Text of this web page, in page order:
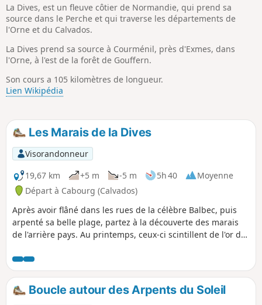
La Dives, est un fleuve côtier de Normandie, qui prend sa
source dans le Perche et qui traverse les départements de
l'Orne et du Calvados.
La Dives prend sa source à Courménil, près d'Exmes, dans
l'Orne, à l'est de la forêt de Gouffern.
Son cours a 105 kilomètres de longueur.
Lien Wikipédia
Les Marais de la Dives
Visorandonneur
19,67 km
+5 m -5 m 5h 40
Moyenne
Départ à Cabourg (Calvados)
Après avoir flâné dans les rues de la célèbre Balbec, puis
arpenté sa belle plage, partez à la découverte des marais
de l'arrière pays. Au printemps, ceux-ci scintillent de l'or des
si chères à Proust.
Boucle autour des Arpents du Soleil